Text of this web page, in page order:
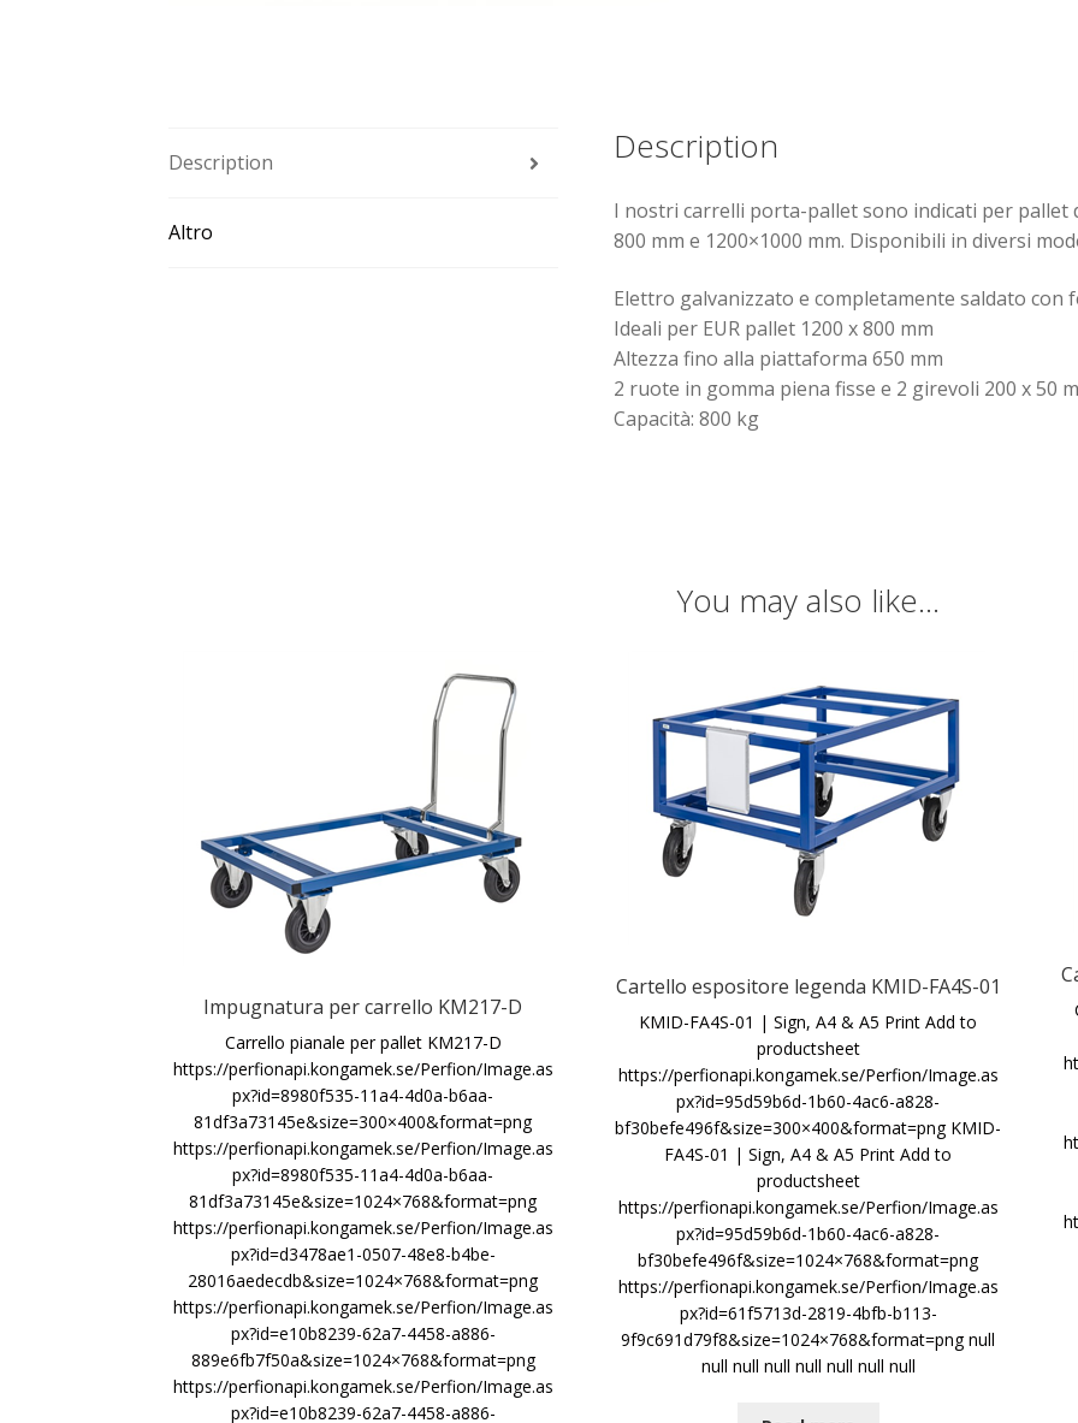
Description
Altro
Description
I nostri carrelli porta-pallet sono indicati per pallet
800 mm e 1200×1000 mm. Disponibili in diversi
Elettro galvanizzato e completamente saldato con
Ideali per EUR pallet 1200 x 800 mm
Altezza fino alla piattaforma 650 mm
2 ruote in gomma piena fisse e 2 girevoli 200 x 50
Capacità: 800 kg
You may also like…
Impugnatura per carrello KM217-D
Carrello pianale per pallet KM217-D
https://perfionapi.kongamek.se/Perfion/Image.as
px?id=8980f535-11a4-4d0a-b6aa-
81df3a73145e&size=300×400&format=png
https://perfionapi.kongamek.se/Perfion/Image.as
px?id=8980f535-11a4-4d0a-b6aa-
81df3a73145e&size=1024×768&format=png
https://perfionapi.kongamek.se/Perfion/Image.as
px?id=d3478ae1-0507-48e8-b4be-
28016aedecdb&size=1024×768&format=png
https://perfionapi.kongamek.se/Perfion/Image.as
px?id=e10b8239-62a7-4458-a886-
889e6fb7f50a&size=1024×768&format=png
https://perfionapi.kongamek.se/Perfion/Image.as
px?id=e10b8239-62a7-4458-a886-
Cartello espositore legenda KMID-FA4S-01
KMID-FA4S-01 | Sign, A4 & A5 Print Add to
productsheet
https://perfionapi.kongamek.se/Perfion/Image.as
px?id=95d59b6d-1b60-4ac6-a828-
bf30befe496f&size=300×400&format=png KMID-
FA4S-01 | Sign, A4 & A5 Print Add to
productsheet
https://perfionapi.kongamek.se/Perfion/Image.as
px?id=95d59b6d-1b60-4ac6-a828-
bf30befe496f&size=1024×768&format=png
https://perfionapi.kongamek.se/Perfion/Image.as
px?id=61f5713d-2819-4bfb-b113-
9f9c691d79f8&size=1024×768&format=png null
null null null null null null null